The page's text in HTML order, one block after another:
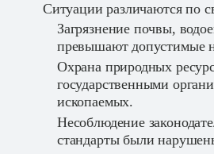
Ситуации различаются по
Загрязнение почвы,
превышают допустимые
Охрана природных
государственными
ископаемых.
Несоблюдение
стандарты были